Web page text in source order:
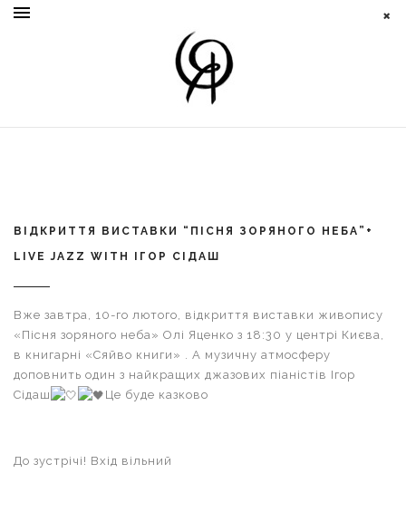
ВІДКРИТТЯ ВИСТАВКИ “ПІСНЯ ЗОРЯНОГО НЕБА”+
LIVE JAZZ WITH ІГОР СІДАШ
Вже завтра, 10-го лютого, відкриття виставки живопису
«Пісня зоряного неба» Олі Яценко з 18:30 у центрі Києва,
в книгарні «Сяйво книги» . А музичну атмосферу
доповнить один з найкращих джазових піаністів Ігор
Сідаш
Це буде казково
До зустрічі! Вхід вільний